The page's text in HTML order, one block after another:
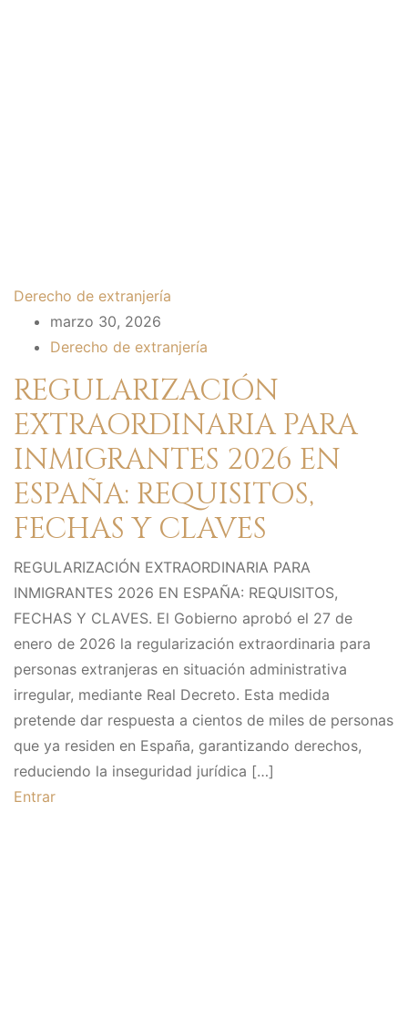
Derecho de extranjería
marzo 30, 2026
Derecho de extranjería
REGULARIZACIÓN
EXTRAORDINARIA PARA
INMIGRANTES 2026 EN
ESPAÑA: REQUISITOS,
FECHAS Y CLAVES
REGULARIZACIÓN EXTRAORDINARIA PARA
INMIGRANTES 2026 EN ESPAÑA: REQUISITOS,
FECHAS Y CLAVES. El Gobierno aprobó el 27 de
enero de 2026 la regularización extraordinaria para
personas extranjeras en situación administrativa
irregular, mediante Real Decreto. Esta medida
pretende dar respuesta a cientos de miles de personas
que ya residen en España, garantizando derechos,
reduciendo la inseguridad jurídica […]
Entrar